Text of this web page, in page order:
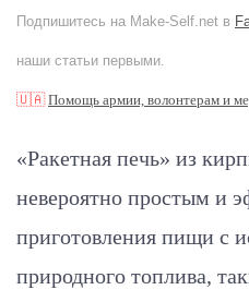
Подпишитесь на Make-Self.net в
наши статьи первыми.
🇺🇦Помощь армии, волонтерам и
«Ракетная печь» из
невероятно простым и
приготовления пищи с
природного топлива,